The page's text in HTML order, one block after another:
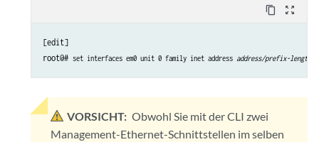
content_copy zoom_out_map
[edit]
root@# set interfaces em0 unit 0 family inet address address/prefix-length
VORSICHT: Obwohl Sie mit der CLI zwei
Management-Ethernet-Schnittstellen im selben